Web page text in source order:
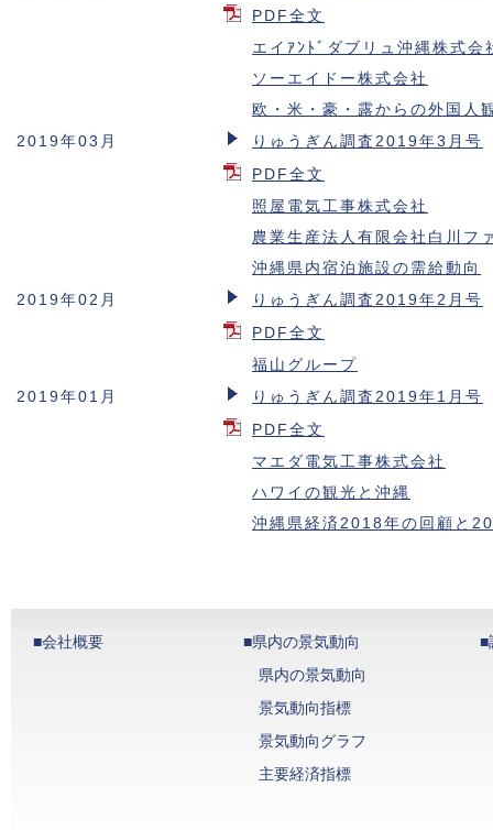
PDF全文
エイｱﾝﾄﾞダブリュ沖縄株式会
ソーエイドー株式会社
欧・米・豪・露からの外国人
2019年03月
りゅうぎん調査2019年3月号
PDF全文
照屋電気工事株式会社
農業生産法人有限会社白川フ
沖縄県内宿泊施設の需給動向
2019年02月
りゅうぎん調査2019年2月号
PDF全文
福山グループ
2019年01月
りゅうぎん調査2019年1月号
PDF全文
マエダ電気工事株式会社
ハワイの観光と沖縄
沖縄県経済2018年の回顧と
■会社概要
■県内の景気動向
県内の景気動向
景気動向指標
景気動向グラフ
主要経済指標
■